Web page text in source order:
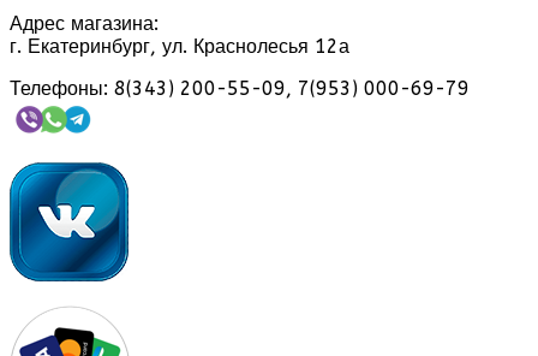
Адрес магазина:
г. Екатеринбург, ул. Краснолесья 12а
Телефоны: 8(343) 200-55-09, 7(953) 000-69-79